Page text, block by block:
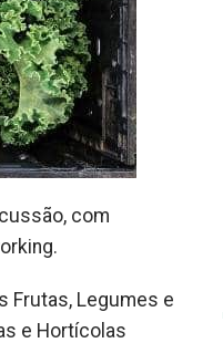
com
Frutas, Legumes e
e Hortícolas